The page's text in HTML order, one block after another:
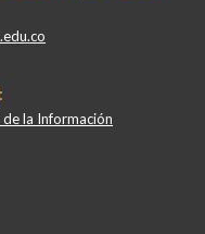
la Información